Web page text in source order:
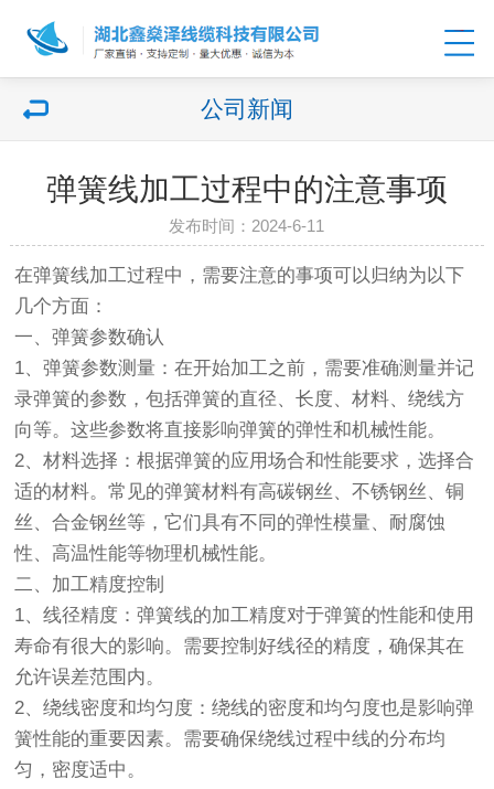
公司新闻
弹簧线加工过程中的注意事项
发布时间：2024-6-11
在弹簧线加工过程中，需要注意的事项可以归纳为以下
几个方面：
一、弹簧参数确认
1、弹簧参数测量：在开始加工之前，需要准确测量并记
录弹簧的参数，包括弹簧的直径、长度、材料、绕线方
向等。这些参数将直接影响弹簧的弹性和机械性能。
2、材料选择：根据弹簧的应用场合和性能要求，选择合
适的材料。常见的弹簧材料有高碳钢丝、不锈钢丝、铜
丝、合金钢丝等，它们具有不同的弹性模量、耐腐蚀
性、高温性能等物理机械性能。
二、加工精度控制
1、线径精度：弹簧线的加工精度对于弹簧的性能和使用
寿命有很大的影响。需要控制好线径的精度，确保其在
允许误差范围内。
2、绕线密度和均匀度：绕线的密度和均匀度也是影响弹
簧性能的重要因素。需要确保绕线过程中线的分布均
匀，密度适中。